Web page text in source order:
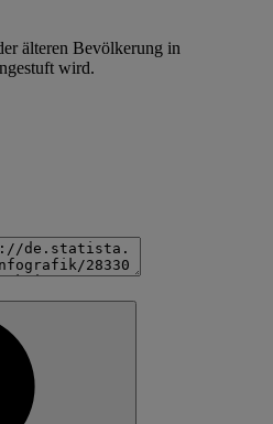
älteren Bevölkerung in
wird.